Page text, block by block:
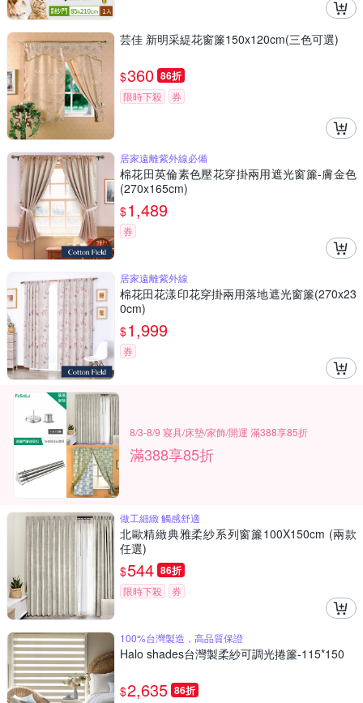
芸佳 新明采緹花窗簾150x120cm(三色可選)
$360 86折
限時下殺 券
居家遠離紫外線必備
棉花田英倫素色壓花穿掛兩用遮光窗簾-膚金色
(270x165cm)
$1,489
券
居家遠離紫外線
棉花田花漾印花穿掛兩用落地遮光窗簾(270x23
0cm)
$1,999
券
8/3-8/9 寢具/床墊/家飾/開運 滿388享85折
滿388享85折
做工細緻 觸感舒適
北歐精緻典雅柔紗系列窗簾100X150cm (兩款
任選)
$544 86折
限時下殺 券
100%台灣製造，高品質保證
Halo shades台灣製柔紗可調光捲簾-115*150
$2,635 86折